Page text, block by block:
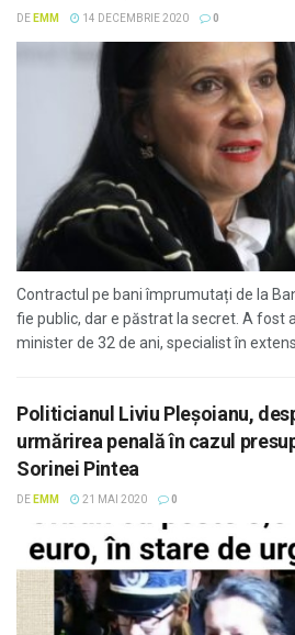
DE EMM 14 DECEMBRIE 2020 0
Contractul pe bani împrumutați de la
fie public, dar e păstrat la secret. A fost
minister de 32 de ani, specialist în
Politicianul Liviu Pleşoianu,
urmărirea penală în cazul
Sorinei Pintea
DE EMM 21 MAI 2020 0